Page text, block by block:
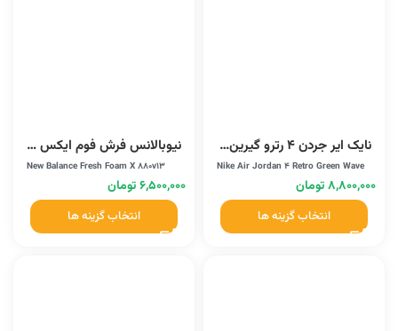
نایک ایر جردن 4 رترو گیرین ویو (308497-060)
Nike Air Jordan 4 Retro Green Wave
۸,۸۰۰,۰۰۰تومان
انتخاب گزینه ها
نیوبالانس فرش فوم ایکس 880 وی 13 (M880W13)
New Balance Fresh Foam X 880v13
۶,۵۰۰,۰۰۰تومان
انتخاب گزینه ها